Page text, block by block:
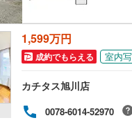
1,599万円
成約でもらえる 室内
カチタス旭川店
0078-6014-52970